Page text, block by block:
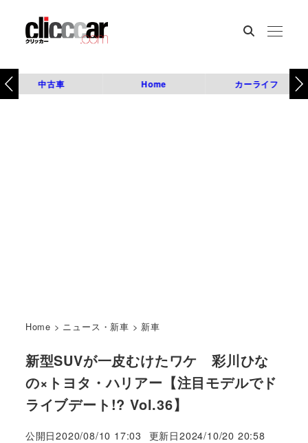
中古車 Home カーライフ
Home > ニュース・新車 > 新車
新型SUVが一皮むけたワケ 彩川ひな
の×トヨタ・ハリアー【注目モデルでド
ライブデート!? Vol.36】
公開日2020/08/10 17:03 更新日2024/10/20 20:58